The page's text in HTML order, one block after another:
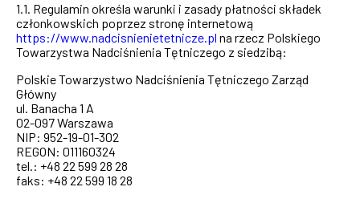
1.1. Regulamin określa warunki i zasady płatności składek
członkowskich poprzez stronę internetową
https://www.nadcisnienietetnicze.pl na rzecz Polskiego
Towarzystwa Nadciśnienia Tętniczego z siedzibą:
Polskie Towarzystwo Nadciśnienia Tętniczego Zarząd
Główny
ul. Banacha 1 A
02-097 Warszawa
NIP: 952-19-01-302
REGON: 011160324
tel.: +48 22 599 28 28
faks: +48 22 599 18 28